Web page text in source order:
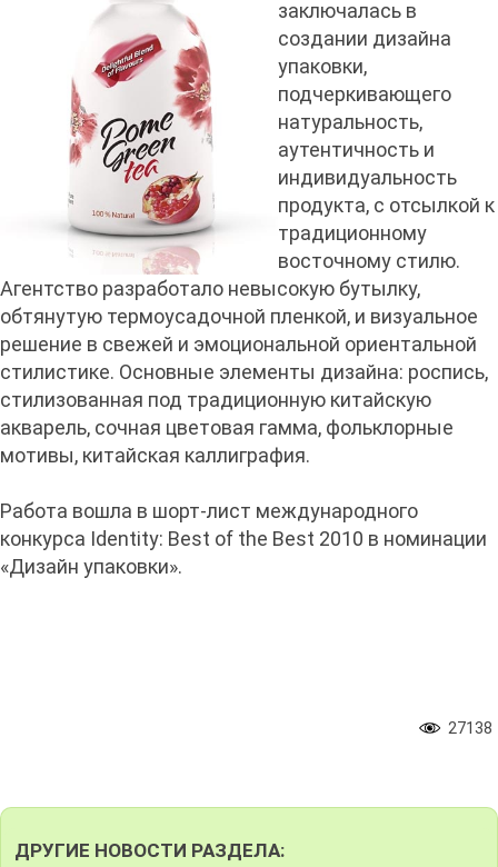
заключалась в
создании дизайна
упаковки,
подчеркивающего
натуральность,
аутентичность и
индивидуальность
продукта, с отсылкой к
традиционному
восточному стилю.
Агентство разработало невысокую бутылку,
обтянутую термоусадочной пленкой, и визуальное
решение в свежей и эмоциональной ориентальной
стилистике. Основные элементы дизайна: роспись,
стилизованная под традиционную китайскую
акварель, сочная цветовая гамма, фольклорные
мотивы, китайская каллиграфия.
Работа вошла в шорт-лист международного
конкурса Identity: Best of the Best 2010 в номинации
«Дизайн упаковки».
27138
ДРУГИЕ НОВОСТИ РАЗДЕЛА: